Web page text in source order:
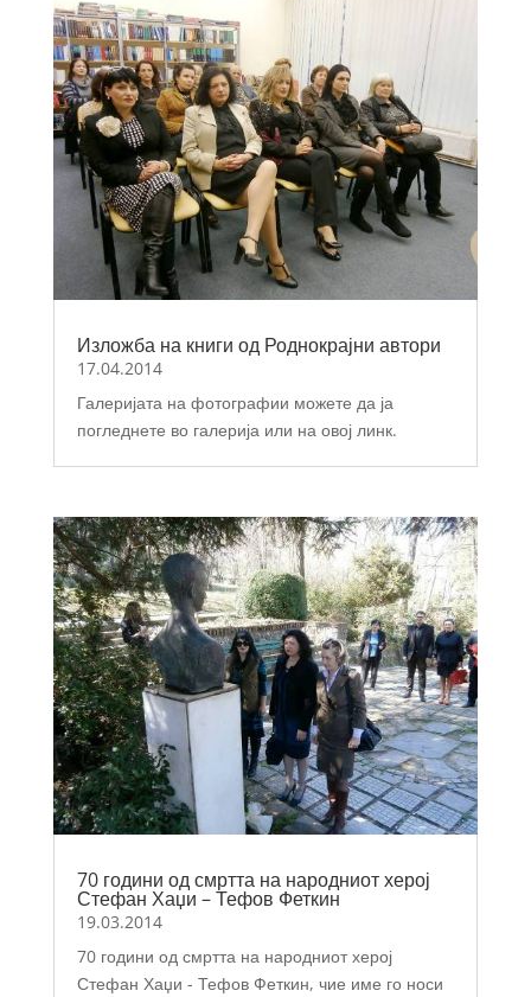
Изложба на книги од Роднокрајни автори
17.04.2014
Галеријата на фотографии можете да ја
погледнете во галерија или на овој линк.
70 години од смртта на народниот херој
Стефан Хаџи – Тефов Феткин
19.03.2014
70 години од смртта на народниот херој
Стефан Хаџи - Тефов Феткин, чие име го носи